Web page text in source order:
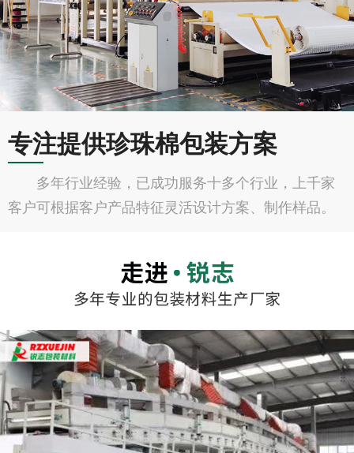
专注提供珍珠棉包装方案
多年行业经验，已成功服务十多个行业，上千家
客户可根据客户产品特征灵活设计方案、制作样品。